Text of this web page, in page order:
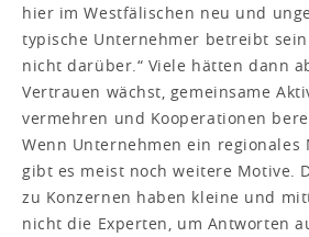
hier im Westfälischen neu und
typische Unternehmer betreibt
nicht darüber.“ Viele hätten dann
Vertrauen wächst, gemeinsame
vermehren und Kooperationen
Wenn Unternehmen ein regionales
gibt es meist noch weitere Motive.
zu Konzernen haben kleine und
nicht die Experten, um Antworten